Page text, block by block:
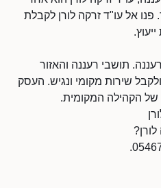
פנו אל עו"ד זרקה לורן לקבלת
תושבי רעננה והאזור
שירות מקומי ונגיש. העסק
של הקהילה המקומית.